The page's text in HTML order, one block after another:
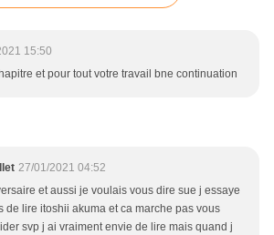
15:50
et pour tout votre travail bne continuation
27/01/2021 04:52
et aussi je voulais vous dire sue j essaye
de lire itoshii akuma et ca marche pas vous
svp j ai vraiment envie de lire mais quand j